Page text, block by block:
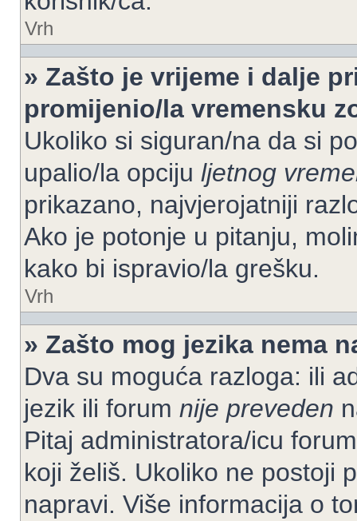
Vrh
» Zašto je vrijeme i dalje
promijenio/la vremensku
Ukoliko si siguran/na da si
upalio/la opciju ljetnog
prikazano, najvjerojatniji
Ako je potonje u pitanju,
kako bi ispravio/la grešku.
Vrh
» Zašto mog jezika nema
Dva su moguća razloga: ili
jezik ili forum nije preveden
Pitaj administratora/icu
koji želiš. Ukoliko ne postoji
napravi. Više informacija o